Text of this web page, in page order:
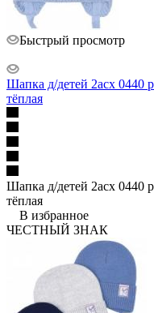
Быстрый просмотр
Шапка д/детей 2асх 0440
тёплая
Шапка д/детей 2асх 0440
тёплая
В избранное
ЧЕСТНЫЙ ЗНАК